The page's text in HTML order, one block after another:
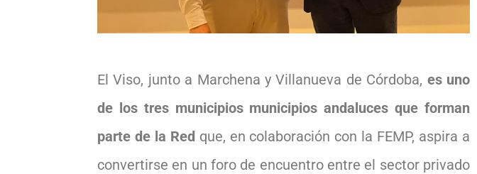
El Viso, junto a Marchena y Villanueva de Córdoba, es uno
de los tres municipios municipios andaluces que forman
parte de la Red que, en colaboración con la FEMP, aspira a
convertirse en un foro de encuentro entre el sector privado